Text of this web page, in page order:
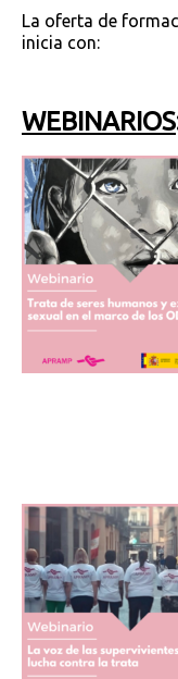
La oferta de
inicia con:
WEBINARIOS